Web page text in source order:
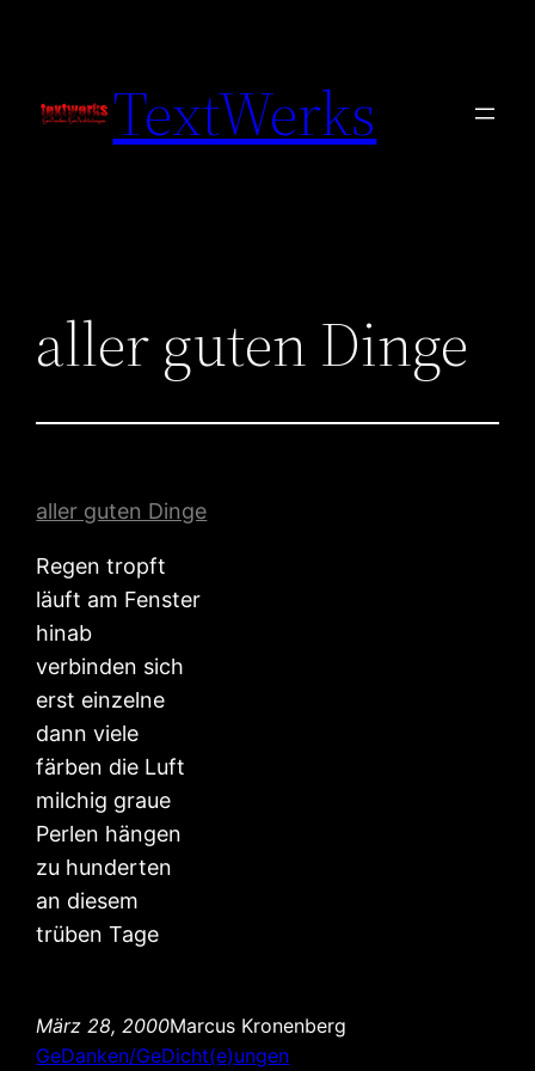
TextWerks
aller guten Dinge
aller guten Dinge
Regen tropft
läuft am Fenster
hinab
verbinden sich
erst einzelne
dann viele
färben die Luft
milchig graue
Perlen hängen
zu hunderten
an diesem
trüben Tage
März 28, 2000Marcus Kronenberg
GeDanken/GeDicht(e)ungen